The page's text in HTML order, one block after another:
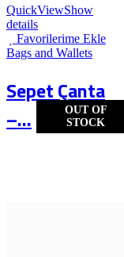
OUT OF
STOCK
QuickViewShow
details
Favorilerime Ekle
Bags and Wallets
Sepet Çanta
–...